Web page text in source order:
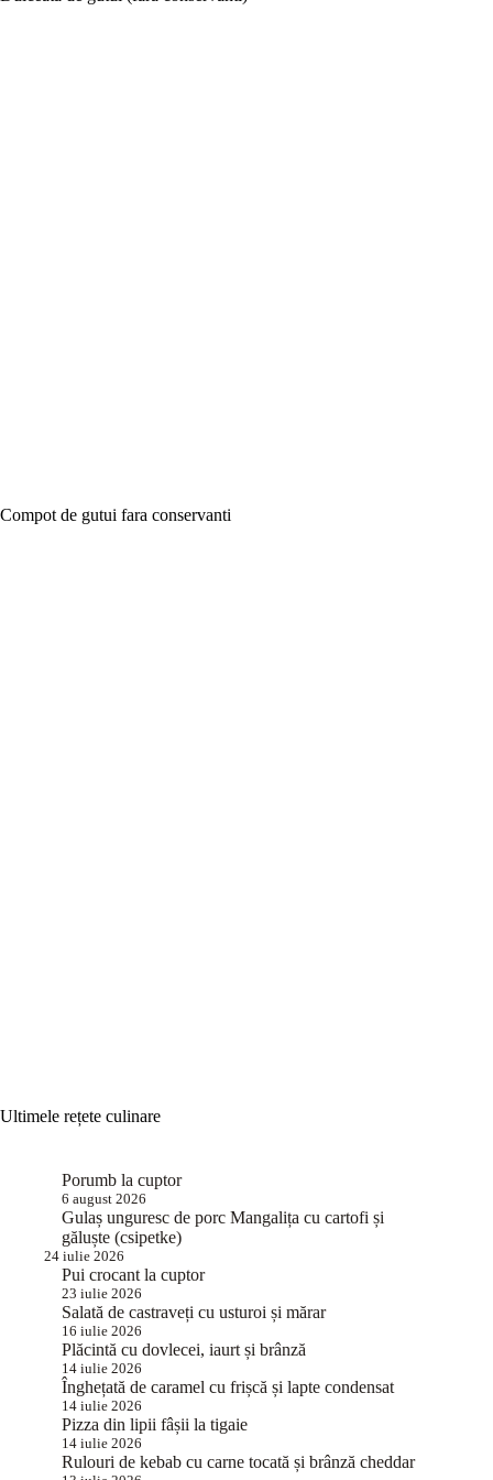
Compot de gutui fara conservanti
Ultimele rețete culinare
Porumb la cuptor
6 august 2026
Gulaș unguresc de porc Mangalița cu cartofi și
găluște (csipetke)
24 iulie 2026
Pui crocant la cuptor
23 iulie 2026
Salată de castraveți cu usturoi și mărar
16 iulie 2026
Plăcintă cu dovlecei, iaurt și brânză
14 iulie 2026
Înghețată de caramel cu frișcă și lapte condensat
14 iulie 2026
Pizza din lipii fâșii la tigaie
14 iulie 2026
Rulouri de kebab cu carne tocată și brânză cheddar